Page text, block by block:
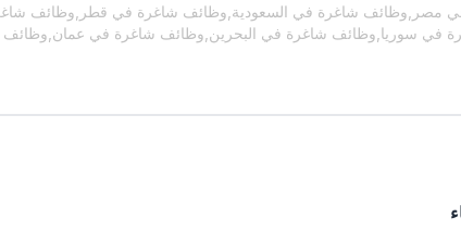
مصر,وظائف شاغرة في السعودية,وظائف شاغرة في قطر,وظائف
في سوريا,وظائف شاغرة في البحرين,وظائف شاغرة في